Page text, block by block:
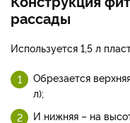
рассады
Используется 1,5 л
Обрезается
л);
И нижняя – на